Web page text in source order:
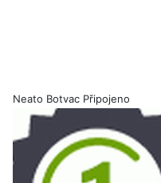
Neato Botvac Připojeno